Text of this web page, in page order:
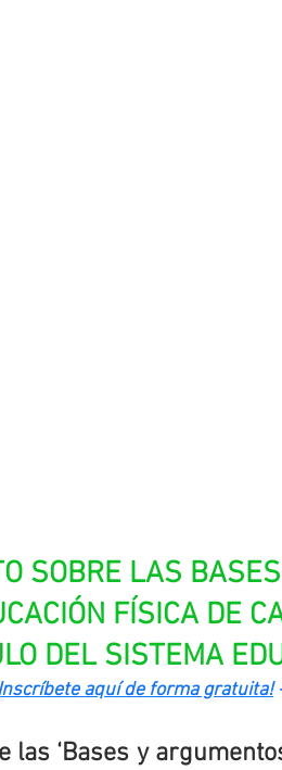
SOBRE LAS
FÍSICA DE
DEL SISTEMA
aquí de forma gratuita!
‘Bases y